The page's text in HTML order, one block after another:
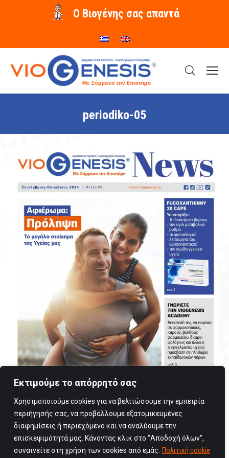
Εκτιμούμε το απόρρητό σας
Χρησιμοποιούμε cookies για να βελτιώσουμε την εμπειρία
περιήγησής σας, να προβάλλουμε εξατομικευμένες
διαφημίσεις ή περιεχόμενο και να αναλύουμε την
επισκεψιμότητά μας. Κάνοντας κλικ στο "Αποδοχή όλων",
συναινείτε στη χρήση των cookies από εμάς.
Πολιτική cookie
O Βιογένης σας απαντά
periodiko-05